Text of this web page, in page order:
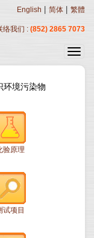
English 简体 繁體
络我们 : (852) 2865 7073
环境污染物
验原理
试项目